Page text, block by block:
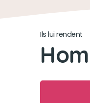
Ils lui rendent